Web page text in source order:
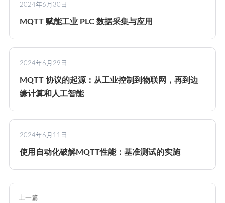
2024年6月30日
MQTT 赋能工业 PLC 数据采集与应用
2024年6月29日
MQTT 协议的起源：从工业控制到物联网，再到边
缘计算和人工智能
2024年6月11日
使用自动化破解MQTT性能：基准测试的实施
上一篇